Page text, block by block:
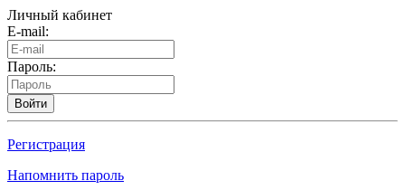
Личный кабинет
E-mail:
Пароль:
Войти
Регистрация
Напомнить пароль